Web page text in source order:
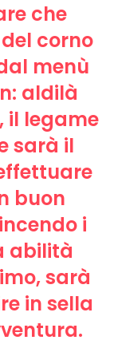
che
corno
menù
aldilà
il legame
sarà il
buon
i
abilità
sarà
in sella